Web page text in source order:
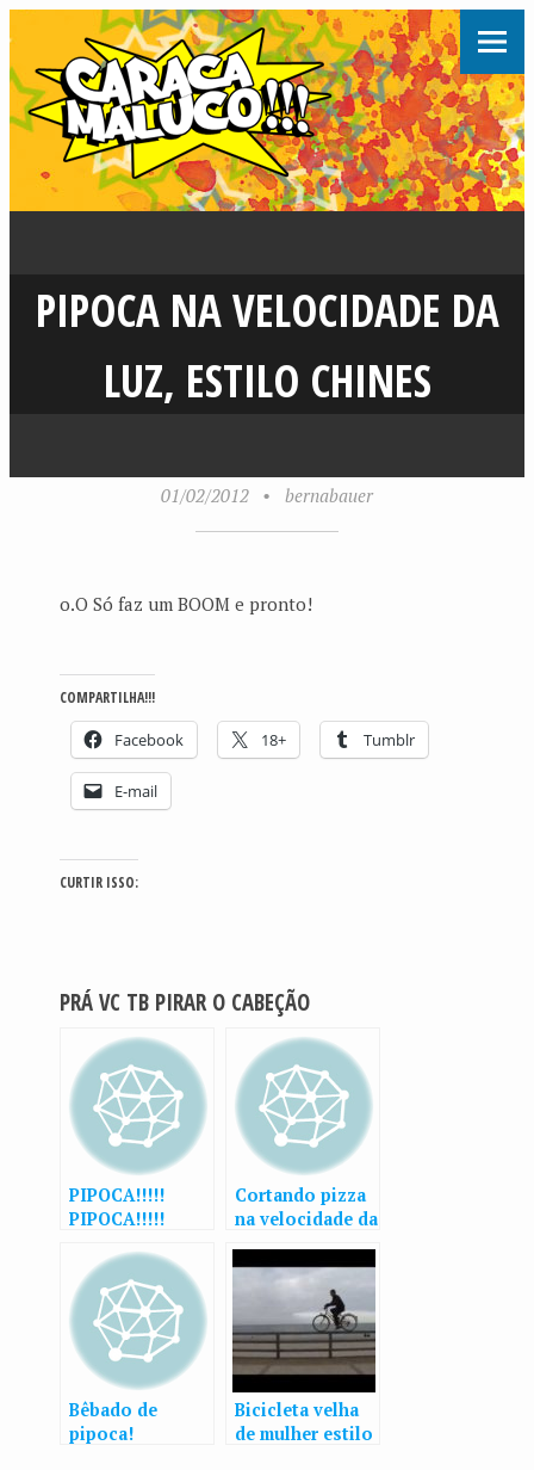
PIPOCA NA VELOCIDADE DA
LUZ, ESTILO CHINES
01/02/2012 • bernabauer
o.O Só faz um BOOM e pronto!
COMPARTILHA!!!
Facebook 18+ Tumblr
E-mail
CURTIR ISSO:
PRÁ VC TB PIRAR O CABEÇÃO
PIPOCA!!!!!
PIPOCA!!!!!
Cortando pizza
na velocidade da
Bêbado de
pipoca!
Bicicleta velha
de mulher estilo